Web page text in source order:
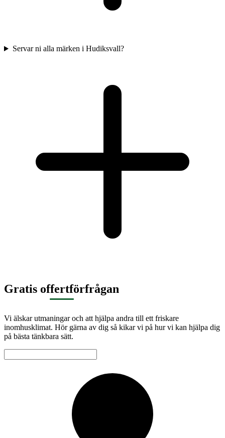
Servar ni alla märken i Hudiksvall?
Gratis offertförfrågan
Vi älskar utmaningar och att hjälpa andra till ett friskare
inomhusklimat. Hör gärna av dig så kikar vi på hur vi kan hjälpa dig
på bästa tänkbara sätt.